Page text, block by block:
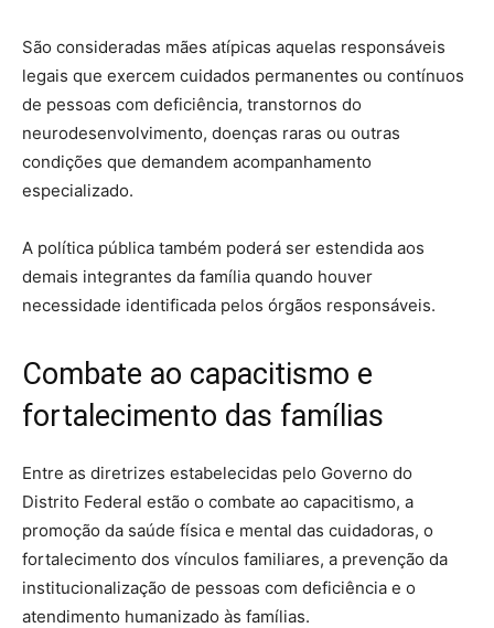
São consideradas mães atípicas aquelas responsáveis
legais que exercem cuidados permanentes ou contínuos
de pessoas com deficiência, transtornos do
neurodesenvolvimento, doenças raras ou outras
condições que demandem acompanhamento
especializado.
A política pública também poderá ser estendida aos
demais integrantes da família quando houver
necessidade identificada pelos órgãos responsáveis.
Combate ao capacitismo e
fortalecimento das famílias
Entre as diretrizes estabelecidas pelo Governo do
Distrito Federal estão o combate ao capacitismo, a
promoção da saúde física e mental das cuidadoras, o
fortalecimento dos vínculos familiares, a prevenção da
institucionalização de pessoas com deficiência e o
atendimento humanizado às famílias.